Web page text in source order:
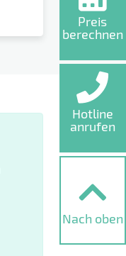
Preis
berechnen
Hotline
anrufen
Nach oben